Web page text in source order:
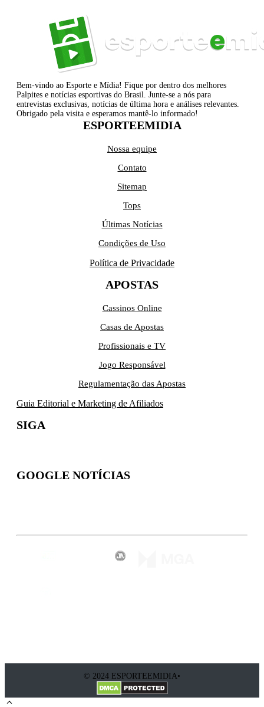
Bem-vindo ao Esporte e Mídia! Fique por dentro dos melhores
Palpites e notícias esportivas do Brasil. Junte-se a nós para
entrevistas exclusivas, notícias de última hora e análises relevantes.
Obrigado pela visita e esperamos mantê-lo informado!
ESPORTEEMIDIA
Nossa equipe
Contato
Sitemap
Tops
Últimas Notícias
Condições de Uso
Política de Privacidade
APOSTAS
Cassinos Online
Casas de Apostas
Profissionais e TV
Jogo Responsável
Regulamentação das Apostas
Guia Editorial e Marketing de Afiliados
SIGA
GOOGLE NOTÍCIAS
© 2024 ESPORTEEMIDIA•